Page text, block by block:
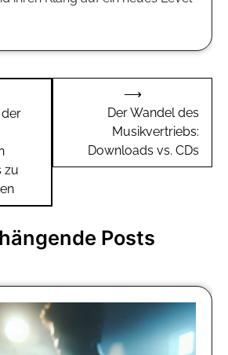
zu
Der Wandel des
Musikvertriebs:
Downloads vs. CDs
⟶
Posts